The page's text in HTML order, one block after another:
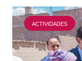
ACTIVIDADES